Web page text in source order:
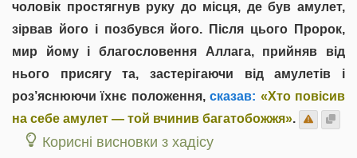
чоловік простягнув руку до місця, де був амулет,
зірвав його і позбувся його. Після цього Пророк,
мир йому і благословення Аллага, прийняв від
нього присягу та, застерігаючи від амулетів і
роз’яснюючи їхнє положення,сказав: «Хто повісив
на себе амулет — той вчинив багатобожжя».
Корисні висновки з хадісу